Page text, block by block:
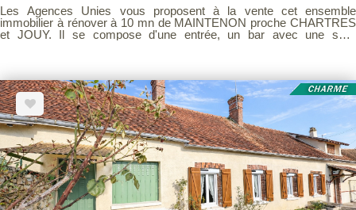
Les Agences Unies vous proposent à la vente cet ensemble
immobilier à rénover à 10 mn de MAINTENON proche CHARTRES
et JOUY. Il se compose d'une entrée, un bar avec une salle
chambres et une salle d'eau avec WC. Un grenier aménageable, une
cave, une chambre froide complètent ce bien. Beaucoup de potentiel
TRAVAUX A PREVOIR. Voir page 3 du Barème d'honoraires
consultable sur notre site